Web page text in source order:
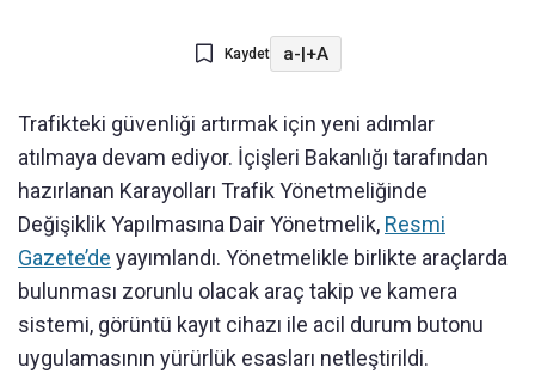
Kaydet a-|+A
Trafikteki güvenliği artırmak için yeni adımlar
atılmaya devam ediyor. İçişleri Bakanlığı tarafından
hazırlanan Karayolları Trafik Yönetmeliğinde
Değişiklik Yapılmasına Dair Yönetmelik, Resmi
Gazete’de yayımlandı. Yönetmelikle birlikte araçlarda
bulunması zorunlu olacak araç takip ve kamera
sistemi, görüntü kayıt cihazı ile acil durum butonu
uygulamasının yürürlük esasları netleştirildi.